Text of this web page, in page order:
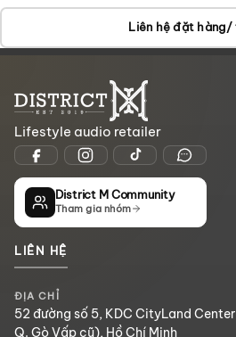
Liên hệ đặt hàng/
Lifestyle audio retailer
District M Community
Tham gia nhóm
LIÊN HỆ
ĐỊA CHỈ
52 đường số 5, KDC CityLand
Q. Gò Vấp cũ), Hồ Chí Minh